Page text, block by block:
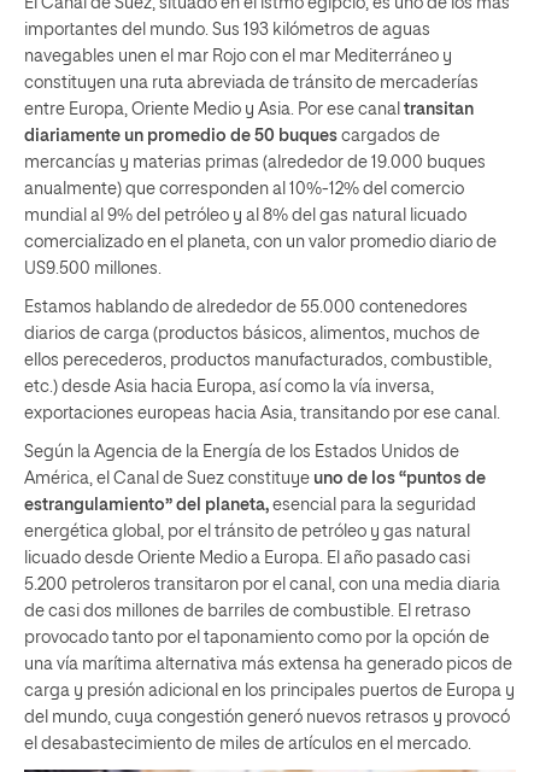
El Canal de Suez, situado en el istmo egipcio, es uno de los más
importantes del mundo. Sus 193 kilómetros de aguas
navegables unen el mar Rojo con el mar Mediterráneo y
constituyen una ruta abreviada de tránsito de mercaderías
entre Europa, Oriente Medio y Asia. Por ese canal transitan
diariamente un promedio de 50 buques cargados de
mercancías y materias primas (alrededor de 19.000 buques
anualmente) que corresponden al 10%-12% del comercio
mundial al 9% del petróleo y al 8% del gas natural licuado
comercializado en el planeta, con un valor promedio diario de
US9.500 millones.
Estamos hablando de alrededor de 55.000 contenedores
diarios de carga (productos básicos, alimentos, muchos de
ellos perecederos, productos manufacturados, combustible,
etc.) desde Asia hacia Europa, así como la vía inversa,
exportaciones europeas hacia Asia, transitando por ese canal.
Según la Agencia de la Energía de los Estados Unidos de
América, el Canal de Suez constituye uno de los “puntos de
estrangulamiento” del planeta, esencial para la seguridad
energética global, por el tránsito de petróleo y gas natural
licuado desde Oriente Medio a Europa. El año pasado casi
5.200 petroleros transitaron por el canal, con una media diaria
de casi dos millones de barriles de combustible. El retraso
provocado tanto por el taponamiento como por la opción de
una vía marítima alternativa más extensa ha generado picos de
carga y presión adicional en los principales puertos de Europa y
del mundo, cuya congestión generó nuevos retrasos y provocó
el desabastecimiento de miles de artículos en el mercado.